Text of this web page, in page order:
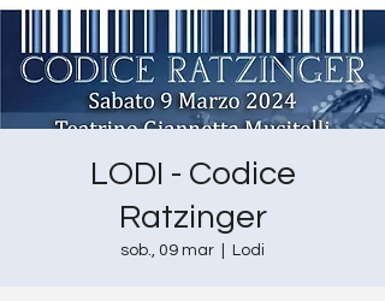
LODI - Codice
Ratzinger
sob., 09 mar Lodi